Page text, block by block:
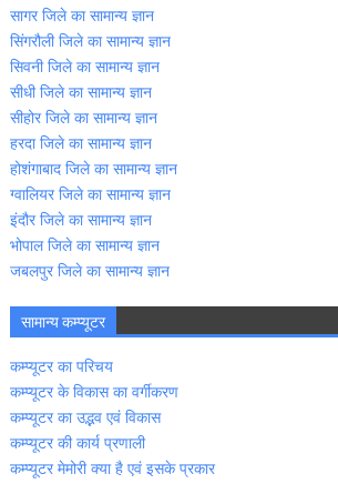
सागर जिले का सामान्‍य ज्ञान
सिंगरौली जिले का सामान्‍य ज्ञान
सिवनी जिले का सामान्‍य ज्ञान
सीधी जिले का सामान्‍य ज्ञान
सीहोर जिले का सामान्‍य ज्ञान
हरदा जिले का सामान्‍य ज्ञान
होशंगाबाद जिले का सामान्‍य ज्ञान
ग्‍वालियर जिले का सामान्‍य ज्ञान
इंदौर जिले का सामान्‍य ज्ञान
भोपाल जिले का सामान्‍य ज्ञान
जबलपुर जिले का सामान्‍य ज्ञान
सामान्‍य कम्‍प्‍यूटर
कम्‍प्‍यूटर का परिचय
कम्‍प्‍यूटर के विकास का वर्गीकरण
कम्‍प्‍यूटर का उद्भव एवं विकास
कम्‍प्‍यूटर की कार्य प्रणाली
कम्‍प्‍यूटर मेमोरी क्‍या है एवं इसके प्रकार